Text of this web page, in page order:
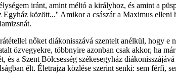
iránt, amint méltó a királyhoz, és amint a
Egyház között...'' Amikor a császár a Maximus
nőket diákonisszává szentelt anélkül, hogy
özvegyekre, többnyire azonban csak akkor, ha
és a Szent Bölcsesség székesegyház
élt. Életrajza közlése szerint senki: sem férfi,